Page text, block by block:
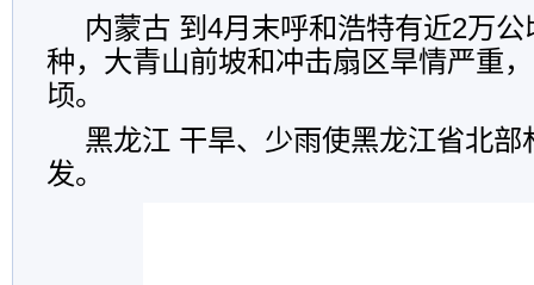
内蒙古 到4月末呼和浩特有近2万
种，大青山前坡和冲击扇区旱情严重
顷。
黑龙江 干旱、少雨使黑龙江省北部
发。